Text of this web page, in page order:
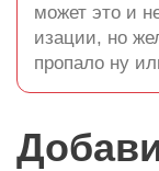
может это и
изации, но
пропало ну